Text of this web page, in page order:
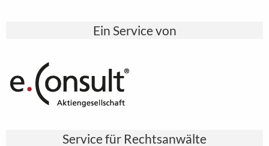
Ein Service von
Service für Rechtsanwälte